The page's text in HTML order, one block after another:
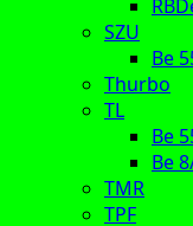
SZU
Be
Thurbo
TL
Be
Be
TMR
TPF